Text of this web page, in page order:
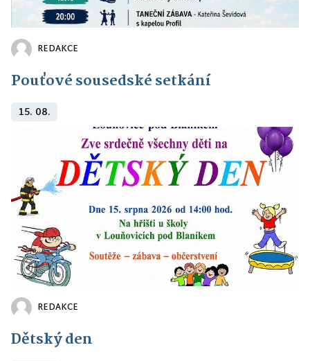
REDAKCE
Pouťové sousedské setkání
15. 08.
REDAKCE
Dětský den